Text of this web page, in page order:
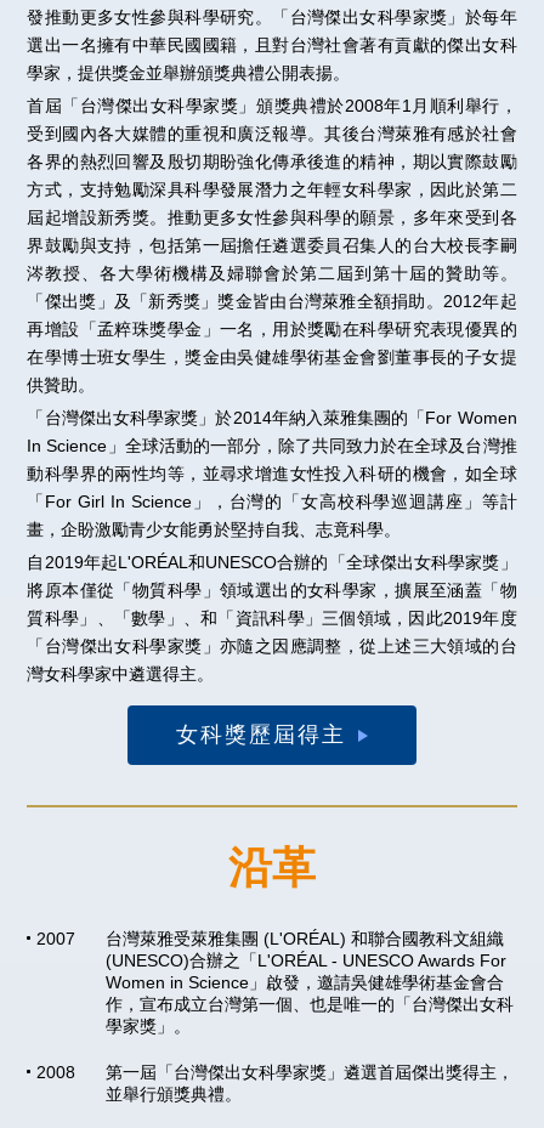
發推動更多女性參與科學研究。「台灣傑出女科學家獎」於每年
選出一名擁有中華民國國籍，且對台灣社會著有貢獻的傑出女科
學家，提供獎金並舉辦頒獎典禮公開表揚。
首屆「台灣傑出女科學家獎」頒獎典禮於2008年1月順利舉行，
受到國內各大媒體的重視和廣泛報導。其後台灣萊雅有感於社會
各界的熱烈回響及殷切期盼強化傳承後進的精神，期以實際鼓勵
方式，支持勉勵深具科學發展潛力之年輕女科學家，因此於第二
屆起增設新秀獎。推動更多女性參與科學的願景，多年來受到各
界鼓勵與支持，包括第一屆擔任遴選委員召集人的台大校長李嗣
涔教授、各大學術機構及婦聯會於第二屆到第十屆的贊助等。
「傑出獎」及「新秀獎」獎金皆由台灣萊雅全額捐助。2012年起
再增設「孟粹珠獎學金」一名，用於獎勵在科學研究表現優異的
在學博士班女學生，獎金由吳健雄學術基金會劉董事長的子女提
供贊助。
「台灣傑出女科學家獎」於2014年納入萊雅集團的「For Women
In Science」全球活動的一部分，除了共同致力於在全球及台灣推
動科學界的兩性均等，並尋求增進女性投入科研的機會，如全球
「For Girl In Science」，台灣的「女高校科學巡迴講座」等計
畫，企盼激勵青少女能勇於堅持自我、志竟科學。
自2019年起L'ORÉAL和UNESCO合辦的「全球傑出女科學家獎」
將原本僅從「物質科學」領域選出的女科學家，擴展至涵蓋「物
質科學」、「數學」、和「資訊科學」三個領域，因此2019年度
「台灣傑出女科學家獎」亦隨之因應調整，從上述三大領域的台
灣女科學家中遴選得主。
女科獎歷屆得主
沿革
2007
台灣萊雅受萊雅集團 (L'ORÉAL) 和聯合國教科文組織
(UNESCO)合辦之「L'ORÉAL - UNESCO Awards For
Women in Science」啟發，邀請吳健雄學術基金會合
作，宣布成立台灣第一個、也是唯一的「台灣傑出女科
學家獎」。
2008
第一屆「台灣傑出女科學家獎」遴選首屆傑出獎得主，
並舉行頒獎典禮。